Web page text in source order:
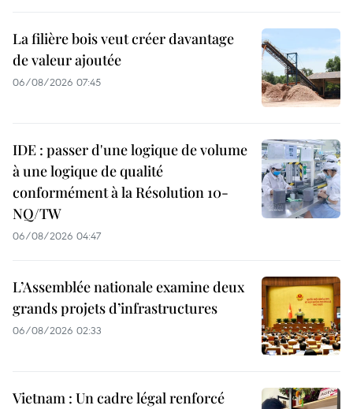
La filière bois veut créer davantage
de valeur ajoutée
06/08/2026 07:45
IDE : passer d'une logique de volume
à une logique de qualité
conformément à la Résolution 10-
NQ/TW
06/08/2026 04:47
L’Assemblée nationale examine deux
grands projets d’infrastructures
06/08/2026 02:33
Vietnam : Un cadre légal renforcé